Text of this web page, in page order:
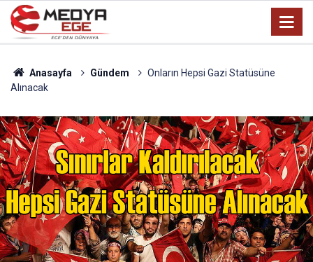
Anasayfa Gündem
Onların Hepsi Gazi Statüsüne
Alınacak